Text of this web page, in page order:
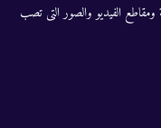
ومقاطع الفيديو والصور التى تصب